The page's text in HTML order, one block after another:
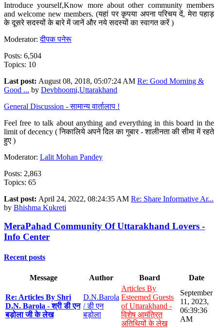
Introduce yourself,Know more about other community members
and welcome new members. (यहां पर कृपया अपना परिचय दें, मेरा पहाड़
के दूसरे सदस्यों के बारे में जानें और नये सदस्यों का स्वागत करें )
Moderator:दीपक पनेरू
Posts: 6,504
Topics: 10
Last post: August 08, 2018, 05:07:24 AM Re: Good Morning &
Good ... by Devbhoomi,Uttarakhand
General Discussion - सामान्य वार्तालाप !
Feel free to talk about anything and everything in this board in the
limit of decency ( निकालिये अपने दिल का गुबार - शालीनता की सीमा में रहते
हुए )
Moderator: Lalit Mohan Pandey
Posts: 2,863
Topics: 65
Last post: April 24, 2022, 08:24:35 AM Re: Share Informative Ar...
by Bhishma Kukreti
MeraPahad Community Of Uttarakhand Lovers -
Info Center
Recent posts
Message Author Board Date
Re: Articles By Shri
D.N. Barola - श्री डी एन
बड़ोला जी के लेख
D.N.Barola
/ डी एन
बड़ोला
Articles By
Esteemed Guests
of Uttarakhand -
विशेष आमंत्रित
अतिथियों के लेख
September
11, 2023,
06:39:36
AM